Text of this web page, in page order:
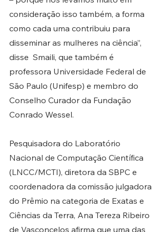
consideração isso também, a forma
como cada uma contribuiu para
disseminar as mulheres na ciência”,
disse  Smaili, que também é
professora Universidade Federal de
São Paulo (Unifesp) e membro do
Conselho Curador da Fundação
Conrado Wessel.
Pesquisadora do Laboratório
Nacional de Computação Científica
(LNCC/MCTI), diretora da SBPC e
coordenadora da comissão julgadora
do Prêmio na categoria de Exatas e
Ciências da Terra, Ana Tereza Ribeiro
de Vasconcelos afirma que uma das